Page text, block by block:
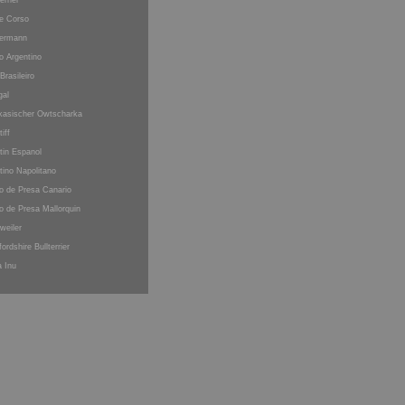
Corso
Argentino
Owtscharka
Espanol
Napolitano
de Presa Canario
de Presa Mallorquin
Bullterrier
Inu